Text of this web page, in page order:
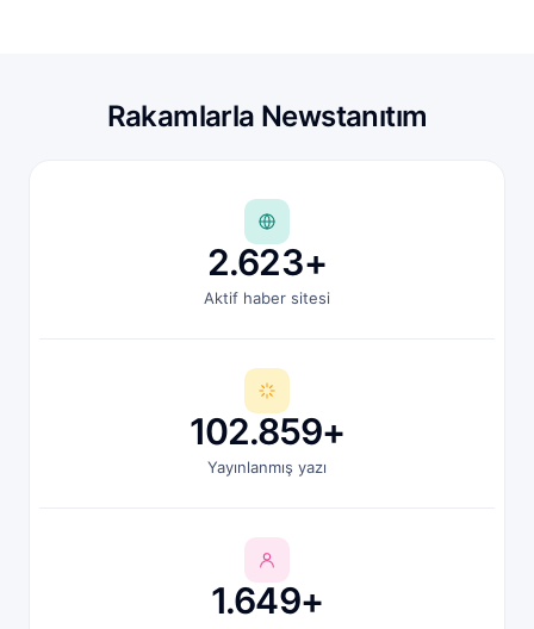
Rakamlarla Newstanıtım
2.623+
Aktif haber sitesi
102.859+
Yayınlanmış yazı
1.649+